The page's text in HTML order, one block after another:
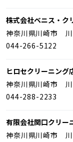
株式会社ベニス・
神奈川県川崎市 川
044-266-5122
ヒロセクリーニング
神奈川県川崎市 川
044-288-2233
有限会社関口クリー
神奈川県川崎市 川